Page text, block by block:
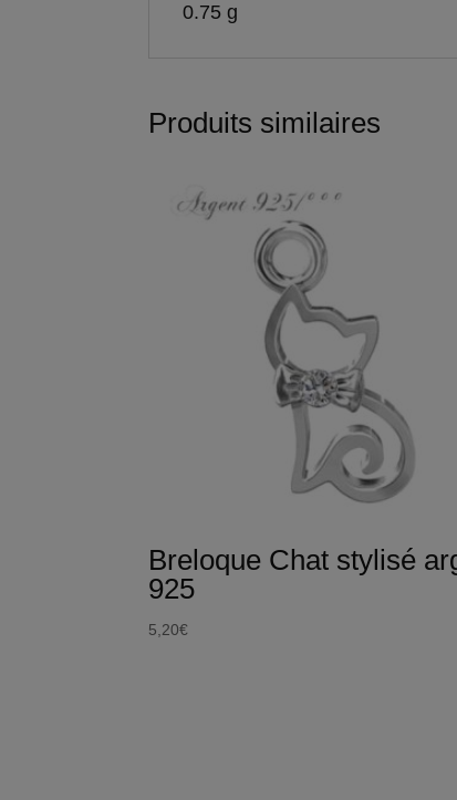
0.75 g
Produits similaires
Breloque Chat stylisé
925
5,20€